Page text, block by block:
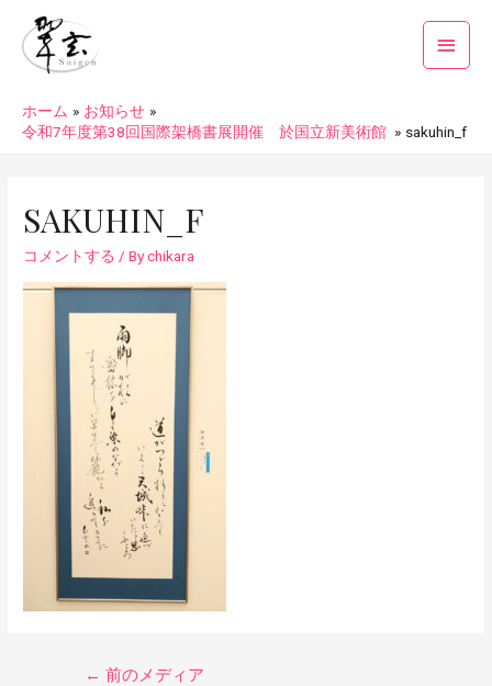
ホーム
お知らせ
令和7年度第38回国際架橋書展開催 於国立新美術館
sakuhin_f
SAKUHIN_F
コメントする / Bychikara
← 前のメディア